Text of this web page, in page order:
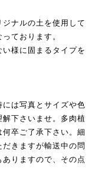
ナルの土を使用して
ております。
様に固まるタイプを
は写真とサイズや色
下さいませ。多肉植
卒ご了承下さい。細
きますが輸送中の問
りますので、その点